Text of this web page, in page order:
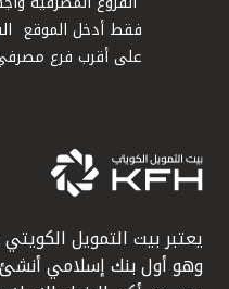
فقط أدخل الموقع
على أقرب فرع
يعتبر بيت التمويل